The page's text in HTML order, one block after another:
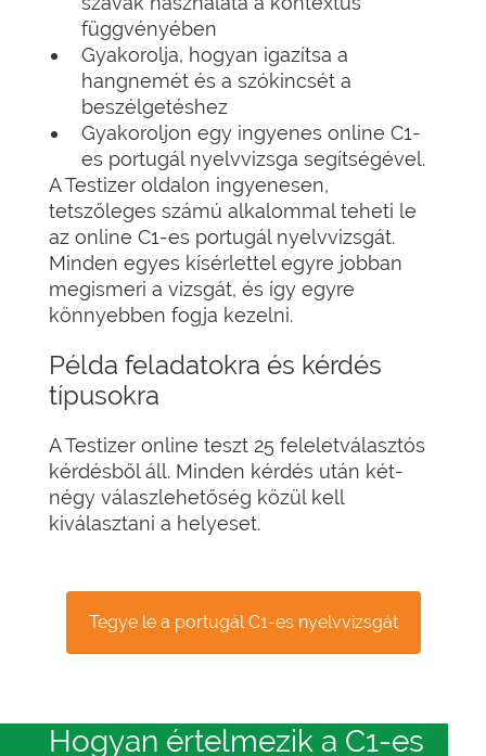
függvényében
Gyakorolja, hogyan igazítsa a
hangnemét és a szókincsét a
beszélgetéshez
Gyakoroljon egy ingyenes online C1-
es portugál nyelvvizsga segítségével.
A Testizer oldalon ingyenesen,
tetszőleges számú alkalommal teheti le
az online C1-es portugál nyelvvizsgát.
Minden egyes kísérlettel egyre jobban
megismeri a vizsgát, és így egyre
könnyebben fogja kezelni.
Példa feladatokra és kérdés
típusokra
A Testizer online teszt 25 feleletválasztós
kérdésből áll. Minden kérdés után két-
négy válaszlehetőség közül kell
kiválasztani a helyeset.
Tegye le a portugál C1-es nyelvvizsgát
Hogyan értelmezik a C1-es